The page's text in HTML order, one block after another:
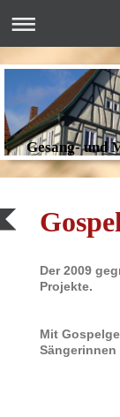
Gesang- und
Der 2009
Projekte.
Mit
Sängerinnen